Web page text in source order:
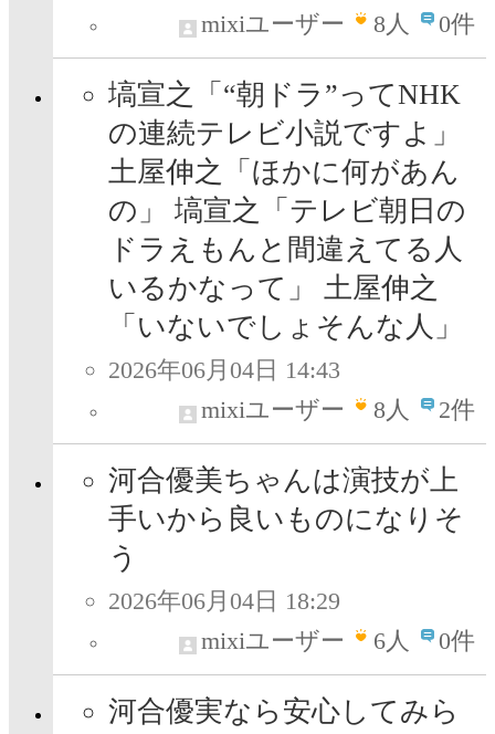
mixiユーザー
8人 0件
塙宣之「“朝ドラ”ってNHK
の連続テレビ小説ですよ」
土屋伸之「ほかに何があん
の」 塙宣之「テレビ朝日の
ドラえもんと間違えてる人
いるかなって」 土屋伸之
「いないでしょそんな人」
2026年06月04日 14:43
mixiユーザー
8人 2件
河合優美ちゃんは演技が上
手いから良いものになりそ
う
2026年06月04日 18:29
mixiユーザー
6人 0件
河合優実なら安心してみら